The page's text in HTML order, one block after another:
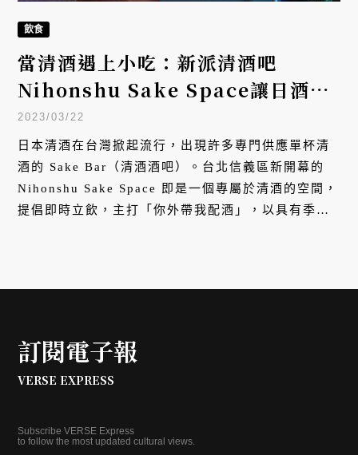
飲食
當清酒遇上小吃：新派清酒吧
Nihonshu Sake Space讓日酒融
入台灣日常
2023/03/22
日本清酒在台灣掀起流行，出現許多專門供應單杯清
酒的 Sake Bar（清酒酒吧）。台北信義區新開幕的
Nihonshu Sake Space 即是一個專屬於清酒的空間，
提倡即時立飲，主打「你外帶我配酒」，以具有季節
訂閱電子報
VERSE EXPRESS
Subscribe VERSE Express
to follow the most updated cultural views.